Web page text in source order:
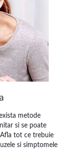
metode
si se poate
tot ce trebuie
si simptomele